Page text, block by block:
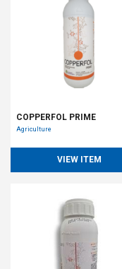
COPPERFOL PRIME
Agriculture
VIEW ITEM